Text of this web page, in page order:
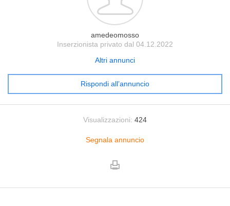
amedeomosso
Inserzionista privato dal 04.12.2022
Altri annunci
Rispondi all’annuncio
Visualizzazioni: 424
Segnala annuncio